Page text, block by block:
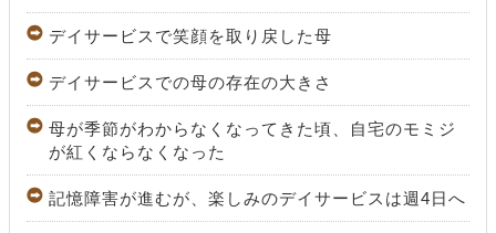
デイサービスで笑顔を取り戻した母
デイサービスでの母の存在の大きさ
母が季節がわからなくなってきた頃、自宅のモミジ
が紅くならなくなった
記憶障害が進むが、楽しみのデイサービスは週4日へ